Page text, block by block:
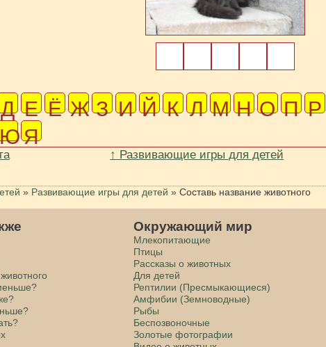
Д Е Ё Ж З И Й К Л М Н О П Р
Я
↑ Развивающие игры для детей
» Развивающие игры для детей » Составь название животного
Окружающий мир
Млекопитающие
Птицы
Рассказы о животных
Для детей
Рептилии (Пресмыкающиеся)
Амфибии (Земноводные)
Рыбы
Беспозвоночные
Золотые фотографии